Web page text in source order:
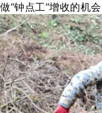
做“钟点工”增收的机